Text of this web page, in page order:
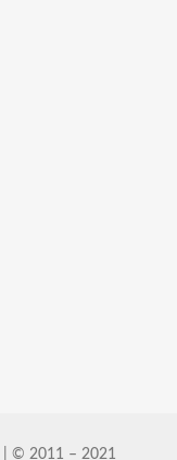
| © 2011 – 2021